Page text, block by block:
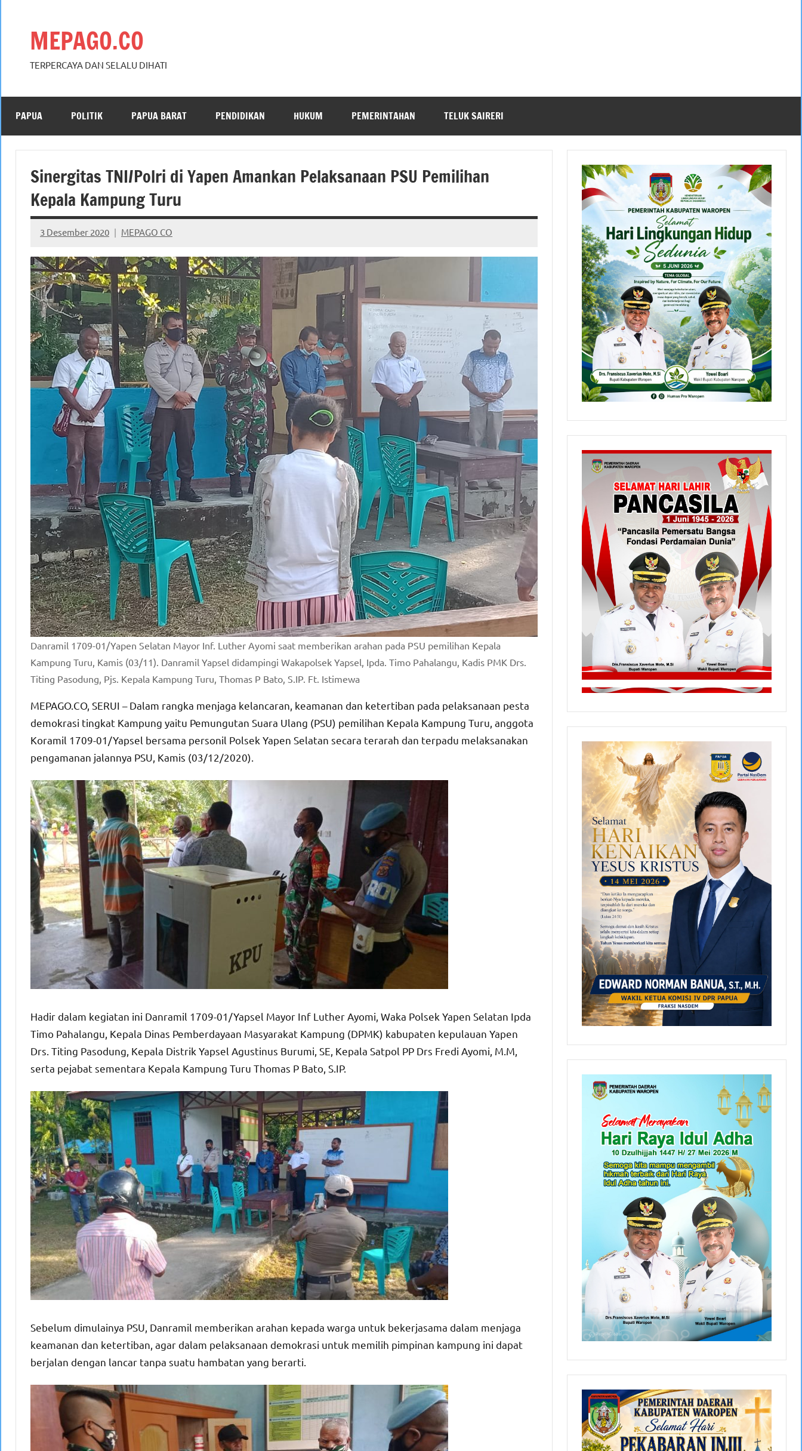
MEPAGO.CO
TERPERCAYA DAN SELALU DIHATI
PAPUA POLITIK PAPUA BARAT PENDIDIKAN HUKUM PEMERINTAHAN TELUK SAIRERI
Sinergitas TNI/Polri di Yapen Amankan Pelaksanaan PSU Pemilihan
Kepala Kampung Turu
3 Desember 2020 MEPAGO CO
No
comments
Danramil 1709-01/Yapen Selatan Mayor Inf. Luther Ayomi saat memberikan arahan pada PSU pemilihan Kepala
Kampung Turu, Kamis (03/11). Danramil Yapsel didampingi Wakapolsek Yapsel, Ipda. Timo Pahalangu, Kadis PMK Drs.
Titing Pasodung, Pjs. Kepala Kampung Turu, Thomas P Bato, S.IP. Ft. Istimewa
MEPAGO.CO, SERUI – Dalam rangka menjaga kelancaran, keamanan dan ketertiban pada pelaksanaan pesta
demokrasi tingkat Kampung yaitu Pemungutan Suara Ulang (PSU) pemilihan Kepala Kampung Turu, anggota
Koramil 1709-01/Yapsel bersama personil Polsek Yapen Selatan secara terarah dan terpadu melaksanakan
pengamanan jalannya PSU, Kamis (03/12/2020).
Hadir dalam kegiatan ini Danramil 1709-01/Yapsel Mayor Inf Luther Ayomi, Waka Polsek Yapen Selatan Ipda
Timo Pahalangu, Kepala Dinas Pemberdayaan Masyarakat Kampung (DPMK) kabupaten kepulauan Yapen
Drs. Titing Pasodung, Kepala Distrik Yapsel Agustinus Burumi, SE, Kepala Satpol PP Drs Fredi Ayomi, M.M,
serta pejabat sementara Kepala Kampung Turu Thomas P Bato, S.IP.
Sebelum dimulainya PSU, Danramil memberikan arahan kepada warga untuk bekerjasama dalam menjaga
keamanan dan ketertiban, agar dalam pelaksanaan demokrasi untuk memilih pimpinan kampung ini dapat
berjalan dengan lancar tanpa suatu hambatan yang berarti.